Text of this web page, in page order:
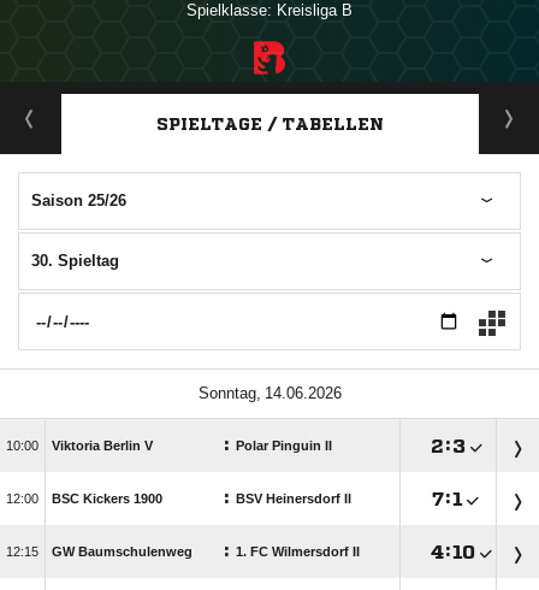
Spielklasse: Kreisliga B
ANZEIGE
SPIELTAGE / TABELLEN
Saison 25/26
30. Spieltag
 
 Viktoria Berlin V : Polar Pinguin II :
 BSC Kickers 1900 : BSV Heinersdorf II :
 GW Baumschulenweg : 1. FC Wilmersdorf II :